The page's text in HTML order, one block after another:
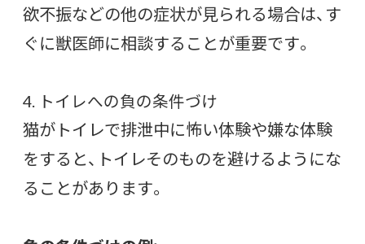
欲不振などの他の症状が見られる場合は、す
ぐに獣医師に相談することが重要です。
4. トイレへの負の条件づけ
猫がトイレで排泄中に怖い体験や嫌な体験
をすると、トイレそのものを避けるようにな
ることがあります。